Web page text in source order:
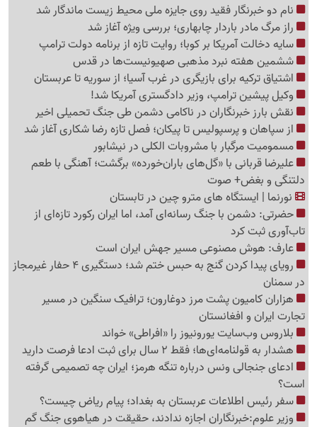
نام دو خبرنگار فقید روی جایزه ملی محیط زیست ماندگار شد
راز مرگ مادر باردار چابهاری؛ بررسی ویژه آغاز شد
سایه دخالت آمریکا بر کوبا؛ روایت تازه از برنامه دولت ترامپ
ششمین هفته نبرد مذهبی صهیونیست‌ها در قدس
اشتیاق ترکیه برای بازیگری در غرب آسیا؛ از سوریه تا عربستان
وکیل پیشین ترامپ، وزیر دادگستری آمریکا شد!
نقش بارز خبرنگاران در ناکامی دشمن طی جنگ تحمیلی اخیر
از سپاهان و پرسپولیس تا پیکان؛ فصل تازه رضا شکاری آغاز شد
مسمومیت مرگبار با مشروبات الکلی در نیشابور
علیرضا قربانی با «گل‌های باران‌خورده» برگشت؛ آهنگی با طعم
دلتنگی و بغض+ صوت
نورنما | ایستگاه های مترو چین در تابستان
حضرتی: دشمن با جنگ رسانه‌ای آمد، اما ایران رکورد تازه‌ای از
تاب‌آوری ثبت کرد
عارف: هوش مصنوعی مسیر جهش ایران است
رویای پیدا کردن گنج به حبس ختم شد؛ دستگیری 4 حفار غیرمجاز
در سمنان
هزاران کامیون پشت مرز دوغارون؛ ترافیک سنگین در مسیر
تجارت ایران و افغانستان
بلاروس وب‌سایت یورونیوز را «افراطی» خواند
هشدار به قولنامه‌ای‌ها؛ فقط 2 سال برای ثبت ادعا فرصت دارید
ادعای جنجالی ونس درباره تنگه هرمز؛ ایران چه تصمیمی گرفته
است؟
سفر رئیس اطلاعات عربستان به بغداد؛ پیام ریاض چیست؟
وزیر علوم:خبرنگاران اجازه ندادند، حقیقت در هیاهوی جنگ گم